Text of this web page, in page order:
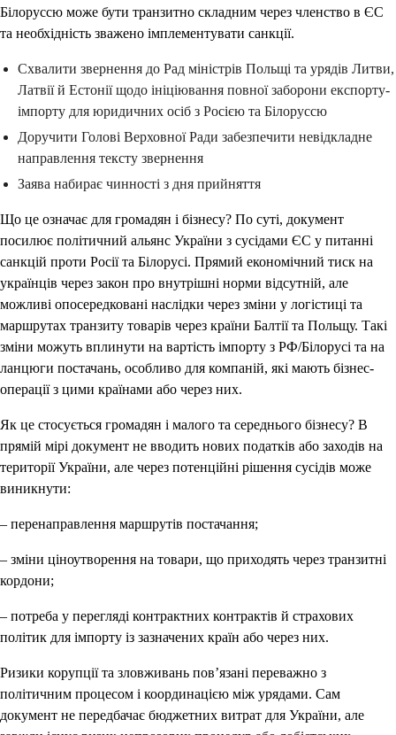
Білоруссю може бути транзитно складним через членство в ЄС
та необхідність зважено імплементувати санкції.
Схвалити звернення до Рад міністрів Польщі та урядів Литви,
Латвії й Естонії щодо ініціювання повної заборони експорту-
імпорту для юридичних осіб з Росією та Білоруссю
Доручити Голові Верховної Ради забезпечити невідкладне
направлення тексту звернення
Заявa набирає чинності з дня прийняття
Що це означає для громадян і бізнесу? По суті, документ
посилює політичний альянс України з сусідами ЄС у питанні
санкцій проти Росії та Білорусі. Прямий економічний тиск на
українців через закон про внутрішні норми відсутній, але
можливі опосередковані наслідки через зміни у логістиці та
маршрутах транзиту товарів через країни Балтії та Польщу. Такі
зміни можуть вплинути на вартість імпорту з РФ/Білорусі та на
ланцюги постачань, особливо для компаній, які мають бізнес-
операції з цими країнами або через них.
Як це стосується громадян і малого та середнього бізнесу? В
прямій мірі документ не вводить нових податків або заходів на
території України, але через потенційні рішення сусідів може
виникнути:
– перенаправлення маршрутів постачання;
– зміни ціноутворення на товари, що приходять через транзитні
кордони;
– потреба у перегляді контрактних контрактів й страхових
політик для імпорту із зазначених країн або через них.
Ризики корупції та зловживань пов’язані переважно з
політичним процесом і координацією між урядами. Сам
документ не передбачає бюджетних витрат для України, але